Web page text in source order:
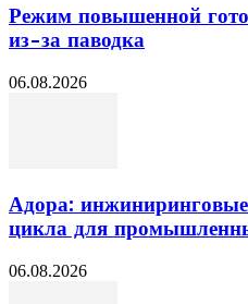
Режим повышенной
из-за паводка
06.08.2026
Адора:
цикла для
06.08.2026